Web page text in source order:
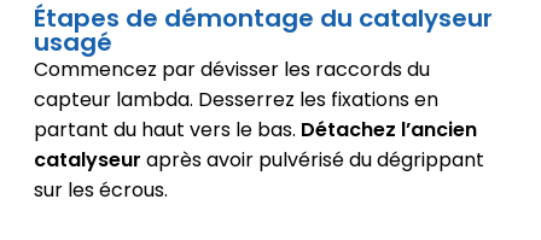
Étapes de démontage du catalyseur
usagé
Commencez par dévisser les raccords du
capteur lambda. Desserrez les fixations en
partant du haut vers le bas. Détachez l’ancien
catalyseur après avoir pulvérisé du dégrippant
sur les écrous.